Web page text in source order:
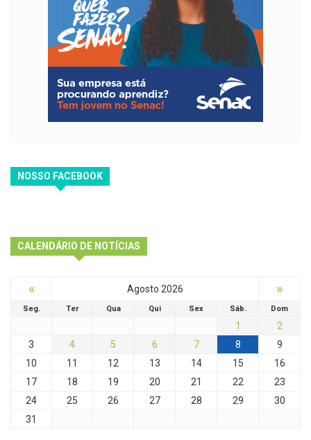
NOSSO FACEBOOK
CALENDÁRIO DE NOTÍCIAS
« Agosto 2026 »
Seg. Ter Qua Qui Sex Sáb. Dom
1
2
3
4 5 6 7 8
9
10
11 12 13 14 15
16
17
18 19 20 21 22
23
24
25 26 27 28 29
30
31